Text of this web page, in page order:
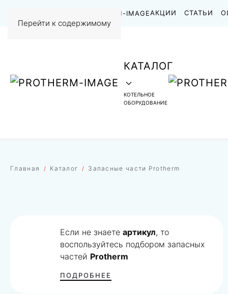
Перейти к содержимому
АКЦИИ СТАТЬИ
КАТАЛОГ
КОТЕЛЬНОЕ
ОБОРУДОВАНИЕ
Главная Каталог Запасные части Protherm
Если не знаетеартикул, то
воспользуйтесь подбором запасных
частей Protherm
ПОДРОБНЕЕ